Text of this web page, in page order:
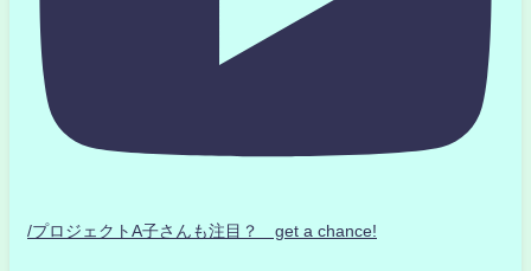
/プロジェクトA子さんも注目？ get a chance!